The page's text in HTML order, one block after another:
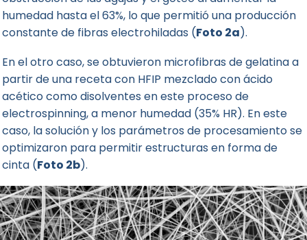
humedad hasta el 63%, lo que permitió una producción
constante de fibras electrohiladas (Foto 2a).
En el otro caso, se obtuvieron microfibras de gelatina a
partir de una receta con HFIP mezclado con ácido
acético como disolventes en este proceso de
electrospinning, a menor humedad (35% HR). En este
caso, la solución y los parámetros de procesamiento se
optimizaron para permitir estructuras en forma de
cinta (Foto 2b).